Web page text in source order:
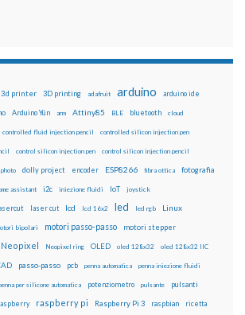
3d printer 3D printing adafruit arduino arduino ide
Arduino Yún arm Attiny85 BLE bluetooth cloud
controlled fluid injection pencil controlled silicon injection pen
control silicon injection pen control silicon injection pencil
dolly project encoder ESP8266 fibra ottica fotografia
assistant i2c iniezione fluidi IoT joystick
laser cut lcd lcd 16x2 led led rgb Linux
bipolari motori passo-passo motori stepper
Neopixel Neopixel ring OLED oled 128x32 oled 128x32 IIC
passo-passo pcb penna automatica penna iniezione fluidi
per silicone automatica potenziometro pulsante pulsanti
raspberry pi Raspberry Pi 3 raspbian ricetta